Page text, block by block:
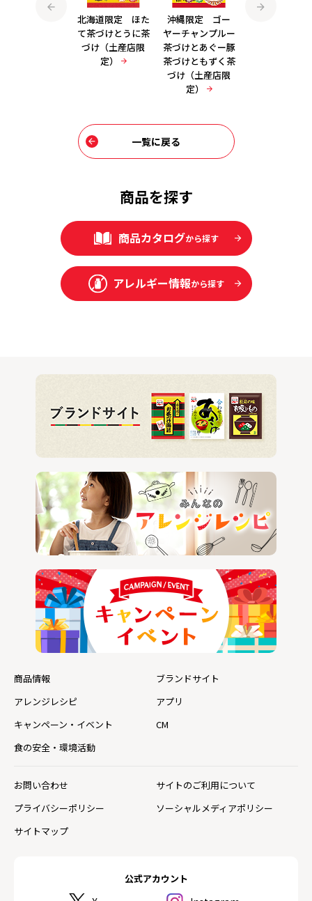
北海道限定 ほた
て茶づけとうに茶
づけ（土産店限
定）
沖縄限定 ゴー
ヤーチャンプルー
茶づけとあぐー豚
茶づけともずく茶
づけ（土産店限
定）
一覧に戻る
商品を探す
商品カタログから探す
アレルギー情報から探す
公式アカウント
商品情報
ブランドサイト
アレンジレシピ
アプリ
キャンペーン・イベント
CM
食の安全・環境活動
お問い合わせ
サイトのご利用について
プライバシーポリシー
ソーシャルメディアポリシー
サイトマップ